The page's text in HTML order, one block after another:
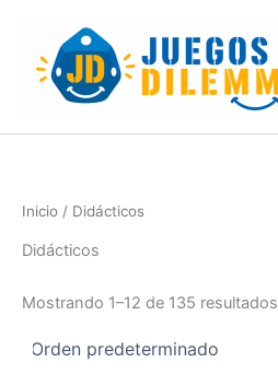
content
Inicio / Didácticos
Didácticos
Mostrando 1–12 de 135 resultados